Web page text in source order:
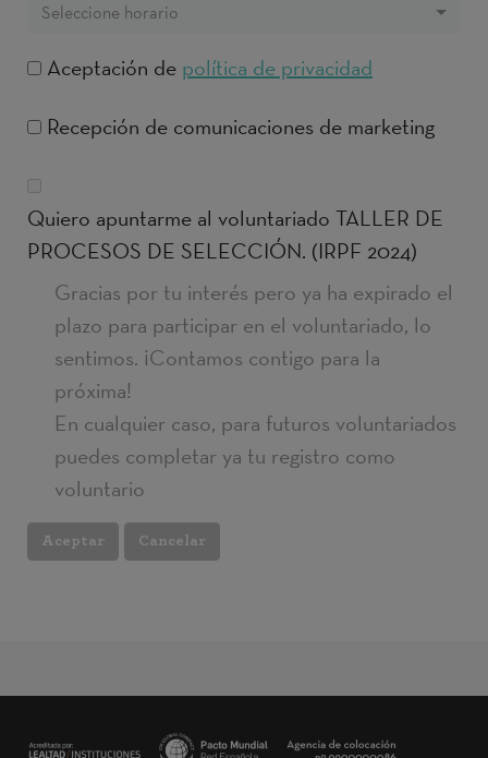
Seleccione horario
Aceptación de política de privacidad
Recepción de comunicaciones de marketing
Quiero apuntarme al voluntariado TALLER DE
PROCESOS DE SELECCIÓN. (IRPF 2024)
Gracias por tu interés pero ya ha expirado el
plazo para participar en el voluntariado, lo
sentimos. ¡Contamos contigo para la
próxima!
En cualquier caso, para futuros voluntariados
puedes completar ya tu registro como
voluntario
Cancelar